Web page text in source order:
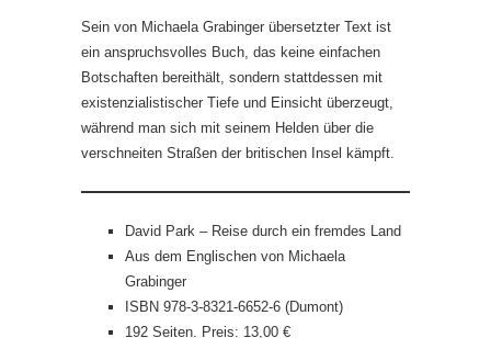
Sein von Michaela Grabinger übersetzter Text ist
ein anspruchsvolles Buch, das keine einfachen
Botschaften bereithält, sondern stattdessen mit
existenzialistischer Tiefe und Einsicht überzeugt,
während man sich mit seinem Helden über die
verschneiten Straßen der britischen Insel kämpft.
David Park – Reise durch ein fremdes Land
Aus dem Englischen von Michaela
Grabinger
ISBN 978-3-8321-6652-6 (Dumont)
192 Seiten. Preis: 13,00 €